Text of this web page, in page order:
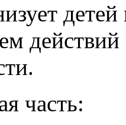
действий
часть: